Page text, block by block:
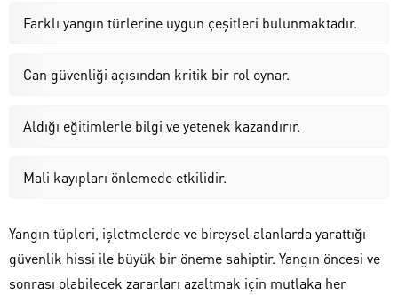
Farklı yangın türlerine uygun çeşitleri bulunmaktadır.
Can güvenliği açısından kritik bir rol oynar.
Aldığı eğitimlerle bilgi ve yetenek kazandırır.
Mali kayıpları önlemede etkilidir.
Yangın tüpleri, işletmelerde ve bireysel alanlarda yarattığı
güvenlik hissi ile büyük bir öneme sahiptir. Yangın öncesi ve
sonrası olabilecek zararları azaltmak için mutlaka her